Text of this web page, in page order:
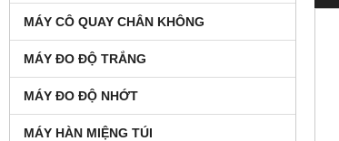
MÁY CÔ QUAY CHÂN KHÔNG
MÁY ĐO ĐỘ TRẮNG
MÁY ĐO ĐỘ NHỚT
MÁY HÀN MIỆNG TÚI